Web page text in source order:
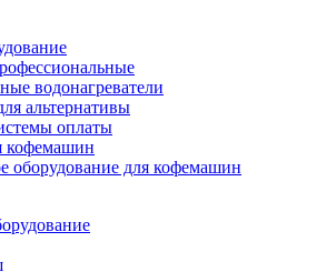
водонагреватели
альтернативы
оплаты
кофемашин
оборудование для кофемашин